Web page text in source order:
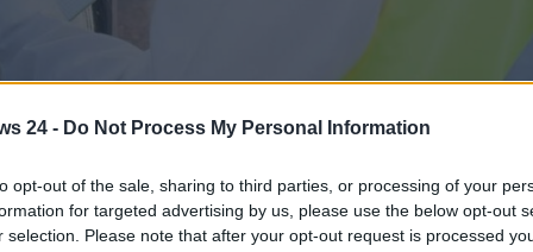
24 - Do Not Process My Personal Information
opt-out of the sale, sharing to third parties, or processing of your
for targeted advertising by us, please use the below opt-out
selection. Please note that after your opt-out request is processed
è fuori di testa: non aveva nemmeno fatto male